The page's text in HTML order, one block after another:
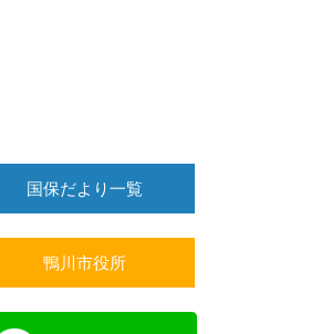
国保だより一覧
鴨川市役所